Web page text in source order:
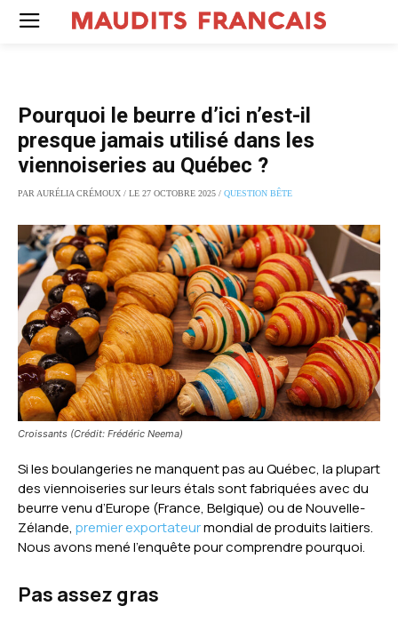
Pourquoi le beurre d’ici n’est-il
presque jamais utilisé dans les
viennoiseries au Québec ?
PAR AURÉLIA CRÉMOUX / LE 27 OCTOBRE 2025 / QUESTION BÊTE
Croissants (Crédit: Frédéric Neema)
Si les boulangeries ne manquent pas au Québec, la plupart
des viennoiseries sur leurs étals sont fabriquées avec du
beurre venu d’Europe (France, Belgique) ou de Nouvelle-
Zélande, premier exportateurmondial de produits laitiers.
Nous avons mené l’enquête pour comprendre pourquoi.
Pas assez gras